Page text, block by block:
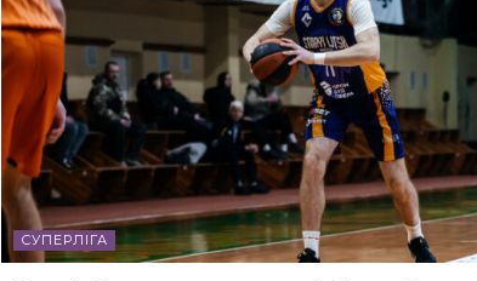
СУПЕРЛІГА